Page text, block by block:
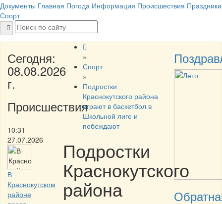
Документы Главная Погода Информация Происшествия Праздники
Спорт
Сегодня:
08.08.2026
г.
Происшествия
10:31
27.07.2026
В
Краснокутском
районе
»
Спорт
»
Подростки
Краснокутского района
играют в баскетбол в
Школьной лиге и
побеждают
Подростки
Краснокутского
района